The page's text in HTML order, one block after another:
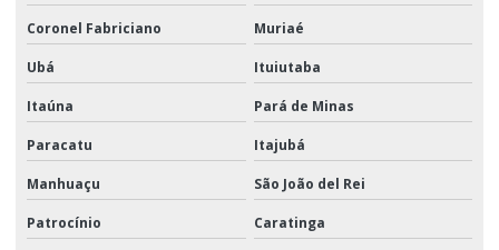
Coronel Fabriciano Muriaé
Ubá Ituiutaba
Itaúna Pará de Minas
Paracatu Itajubá
Manhuaçu São João del Rei
Patrocínio Caratinga